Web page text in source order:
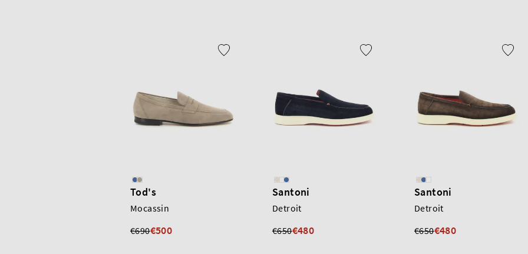
Tod's
Mocassin
€690€500
Santoni
Detroit
€650€480
Santoni
Detroit
€650€480